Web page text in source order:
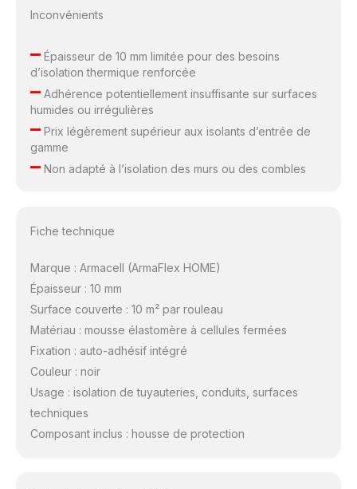
Inconvénients
–Épaisseur de 10 mm limitée pour des besoins
d’isolation thermique renforcée
–Adhérence potentiellement insuffisante sur surfaces
humides ou irrégulières
–Prix légèrement supérieur aux isolants d’entrée de
gamme
–Non adapté à l’isolation des murs ou des combles
Fiche technique
Marque : Armacell (ArmaFlex HOME)
Épaisseur : 10 mm
Surface couverte : 10 m² par rouleau
Matériau : mousse élastomère à cellules fermées
Fixation : auto-adhésif intégré
Couleur : noir
Usage : isolation de tuyauteries, conduits, surfaces
techniques
Composant inclus : housse de protection